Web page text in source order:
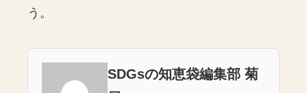
う。
SDGsの知恵袋編集部 菊